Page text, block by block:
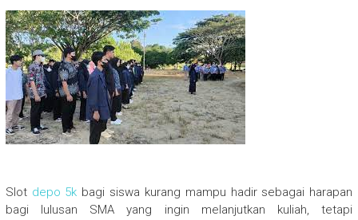
Slot depo 5k bagi siswa kurang mampu hadir sebagai harapan
bagi lulusan SMA yang ingin melanjutkan kuliah, tetapi